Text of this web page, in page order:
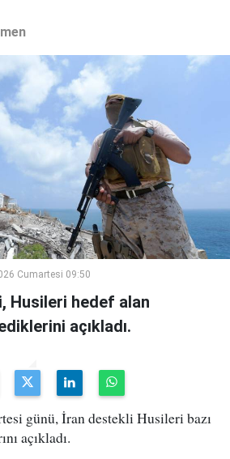
Cumartesi 09:50
Husileri hedef alan
açıkladı.
günü, İran destekli Husileri bazı
açıkladı.